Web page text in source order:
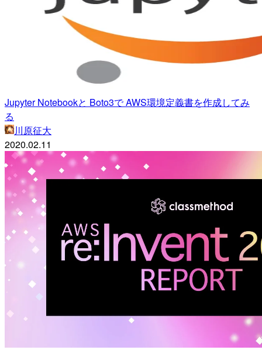
Jupyter Notebookと Boto3で AWS環境定義書を作成してみ
る
川原征大
2020.02.11